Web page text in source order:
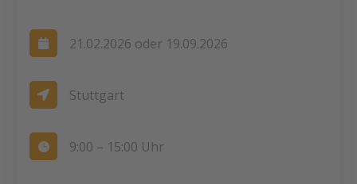
 21.02.2026 oder 19.09.2026
 Stuttgart
 9:00 – 15:00 Uhr